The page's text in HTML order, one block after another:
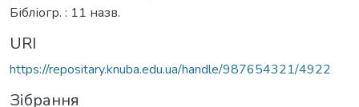
Бібліогр. : 11 назв.
URI
https://repositary.knuba.edu.ua/handle/987654321/4922
Зібрання